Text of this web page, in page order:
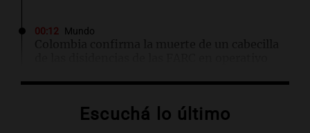
00:12 Mundo
ClimaEscuchá lo último